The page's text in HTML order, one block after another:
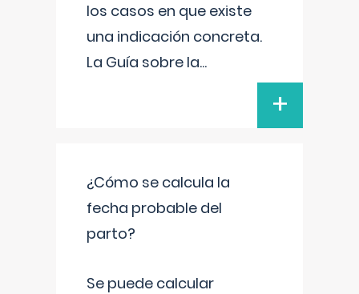
los casos en que existe
una indicación concreta.
La Guía sobre la...
+
¿Cómo se calcula la
fecha probable del
parto?
Se puede calcular